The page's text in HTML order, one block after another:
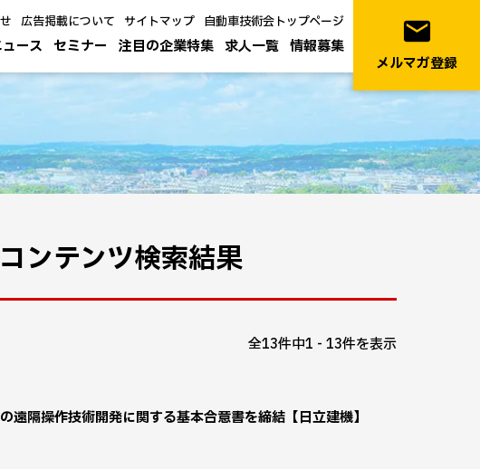
ース セミナー 注目の企業特集 求人一覧 情報募集
広告掲載について サイトマップ 自動車技術会トップページ email
メルマガ登録
ンテンツ検索結果
全13件中1 - 13件を表示
遠隔操作技術開発に関する基本合意書を締結【日立建機】